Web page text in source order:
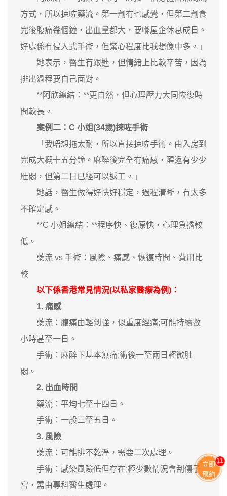
方式，所以揀咗藥流。第一劑冇乜感覺，但第二劑食
完後腹痛幾個鐘，出血量都大，要喺屋企休息成日。
好處係冇侵入式手術，但驚心程度比我想像中多。」
她表示，醫生有跟進，但情緒上比較辛苦，因為
排出過程要自己面對。
**阿欣總結：**更自然，但心理壓力大同恢復時
間較長。
案例二：C 小姐(34歲)揀咗手術
「我唔想拖太耐，所以直接揀咗手術。由入房到
完成大概十五分鐘。麻醉後完全冇痛感，醒返有少少
肚悶，但第二日已經可以返工。」
她話，醫生做得好快好穩定，過程清晰，冇太多
不確定感。
**C 小姐總結：**程序快、復原快，心理負擔較
低。
藥流 vs 手術：風險、痛感、恢復時間、費用比
較
以下係香港常見情況(以私家醫療為例)：
1. 痛感
藥流：腹痛由輕到強，似重度經痛;可能持續數
小時甚至一日。
手術：麻醉下基本無痛;術後一至兩日輕微肚
悶。
2. 出血時間
藥流：平均七至十四日。
手術：一般三至五日。
3. 風險
藥流：可能排不乾淨，需要二次處理。
手術：感染風險低但存在;極少數情況會刮傷子
宮，需由專科醫生處理。
立即
預約
11